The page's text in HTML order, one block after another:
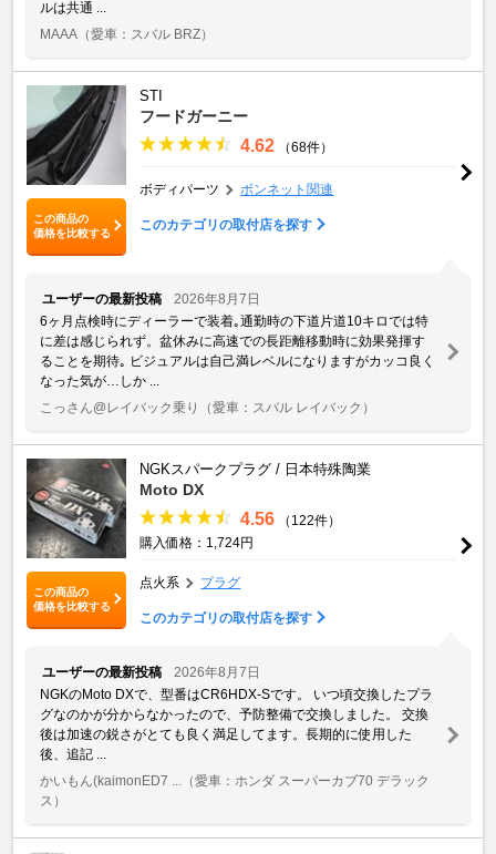
ルは共通 ...
MAAA （愛車：スバル BRZ）
この商品の
価格を比較する
STI
フードガーニー
4.62 （68件）
ボディパーツ ボンネット関連
このカテゴリの取付店を探す
ユーザーの最新投稿
2026年8月7日
6ヶ月点検時にディーラーで装着｡通勤時の下道片道10キロでは特
に差は感じられず。盆休みに高速での長距離移動時に効果発揮す
ることを期待｡ ビジュアルは自己満レベルになりますがカッコ良く
なった気が…しか ...
こっさん@レイバック乗り
（愛車：スバル レイバック）
この商品の
価格を比較する
NGKスパークプラグ / 日本特殊陶業
Moto DX
4.56
（122件）
購入価格：1,724円
点火系 プラグ
このカテゴリの取付店を探す
ユーザーの最新投稿
2026年8月7日
NGKのMoto DXで、型番はCR6HDX-Sです。 いつ頃交換したプラ
グなのかが分からなかったので、予防整備で交換しました。 交換
後は加速の鋭さがとても良く満足してます。長期的に使用した
後、追記 ...
かいもん(kaimonED7 ...
（愛車：ホンダ スーパーカブ70 デラック
ス）